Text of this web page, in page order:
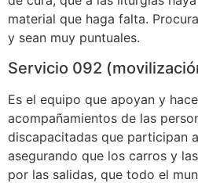
material que haga falta.
y sean muy puntuales.
Servicio 092
Es el equipo que apoyan y
acompañamientos de las
discapacitadas que participan
asegurando que los carros y
por las salidas, que todo el